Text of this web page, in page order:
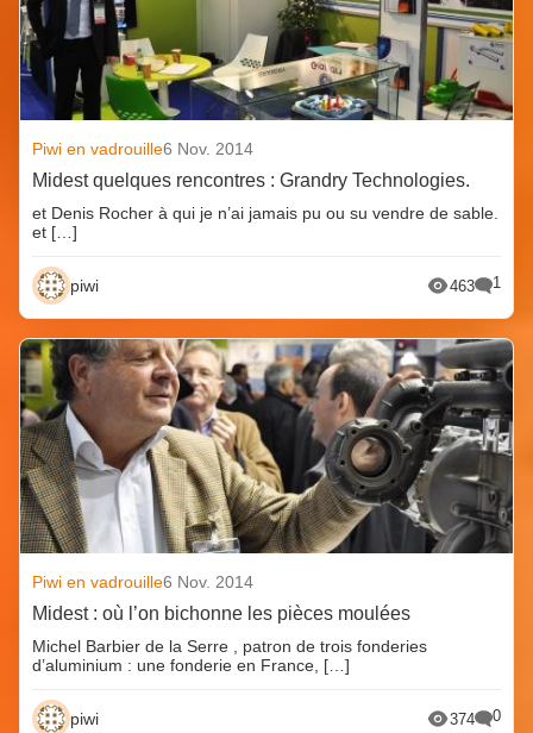
Piwi en vadrouille6 Nov. 2014
Midest quelques rencontres : Grandry Technologies.
et Denis Rocher à qui je n’ai jamais pu ou su vendre de sable.
et […]
piwi 463 1
Piwi en vadrouille6 Nov. 2014
Midest : où l’on bichonne les pièces moulées
Michel Barbier de la Serre , patron de trois fonderies
d’aluminium : une fonderie en France, […]
piwi 374 0